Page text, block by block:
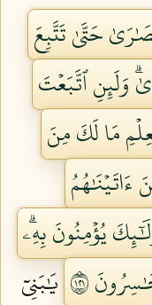
حَتَّىٰ تَتَّبِعَ
وَلَئِنِ ٱتَّبَعۡتَ
مَا لَكَ مِنَ
ءَاتَيۡنَٰهُمُ
يُؤۡمِنُونَ بِهِۦۗ
١٢١
يَٰبَنِيٓ